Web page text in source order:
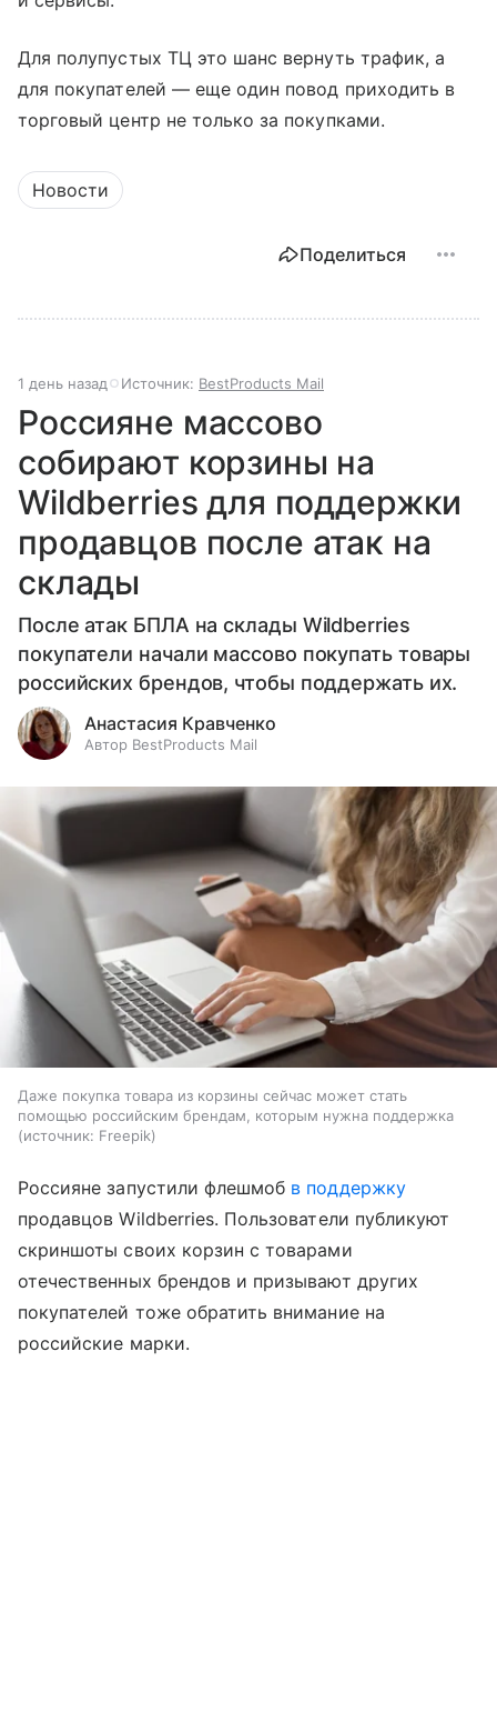
Для полупустых ТЦ это шанс вернуть трафик, а
для покупателей — еще один повод приходить в
торговый центр не только за покупками.
Новости
Поделиться
1 день назад Источник: BestProducts Mail
Россияне массово
собирают корзины на
Wildberries для поддержки
продавцов после атак на
склады
После атак БПЛА на склады Wildberries
покупатели начали массово покупать товары
российских брендов, чтобы поддержать их.
Анастасия Кравченко
Автор BestProducts Mail
Даже покупка товара из корзины сейчас может стать
помощью российским брендам, которым нужна поддержка
источник: Freepik
Россияне запустили флешмоб в поддержку
продавцов Wildberries. Пользователи публикуют
скриншоты своих корзин с товарами
отечественных брендов и призывают других
покупателей тоже обратить внимание на
российские марки.